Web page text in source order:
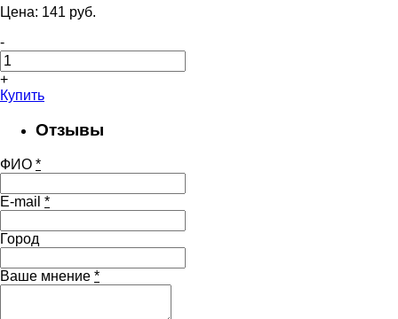
Цена: 141 pуб.
-
+
Купить
Отзывы
ФИО *
E-mail *
Город
Ваше мнение *